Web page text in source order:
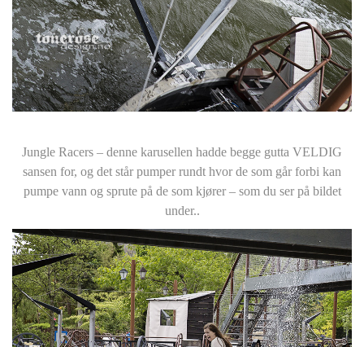
Jungle Racers – denne karusellen hadde begge gutta VELDIG
sansen for, og det står pumper rundt hvor de som går forbi kan
pumpe vann og sprute på de som kjører – som du ser på bildet
under..